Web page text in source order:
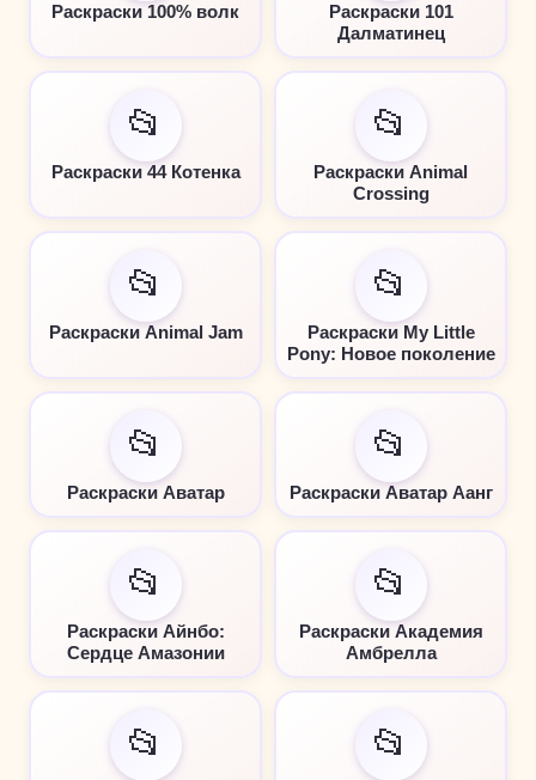
Раскраски 100% волк
Раскраски 101
Далматинец
📂
Раскраски 44 Котенка
📂
Раскраски Animal
Crossing
📂
Раскраски Animal Jam
📂
Раскраски My Little
Pony: Новое поколение
📂
Раскраски Аватар
📂
Раскраски Аватар Аанг
📂
Раскраски Айнбо:
Сердце Амазонии
📂
Раскраски Академия
Амбрелла
📂 📂